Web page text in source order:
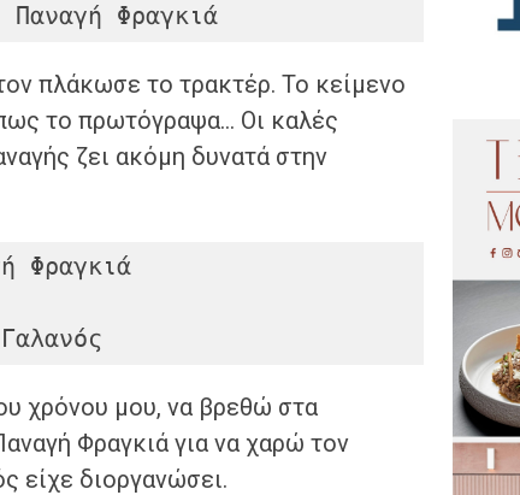
για τον  Παναγή Φραγκιά
πλάκωσε το τρακτέρ. Το κείμενο
το πρωτόγραψα… Οι καλές
ζει ακόμη δυνατά στην
Σωτ. Γαλανός
χρόνου μου, να βρεθώ στα
Φραγκιά για να χαρώ τον
είχε διοργανώσει.